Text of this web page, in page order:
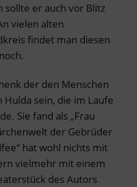
sollte er auch vor Blitz
vielen alten
findet man diesen
der den Menschen
sein, die im Laufe
Sie fand als „Frau
der Gebrüder
hat wohl nichts mit
vielmehr mit einem
des Autors